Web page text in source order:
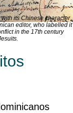
with its Chinese character
editor, who labelled it
in the 17th century